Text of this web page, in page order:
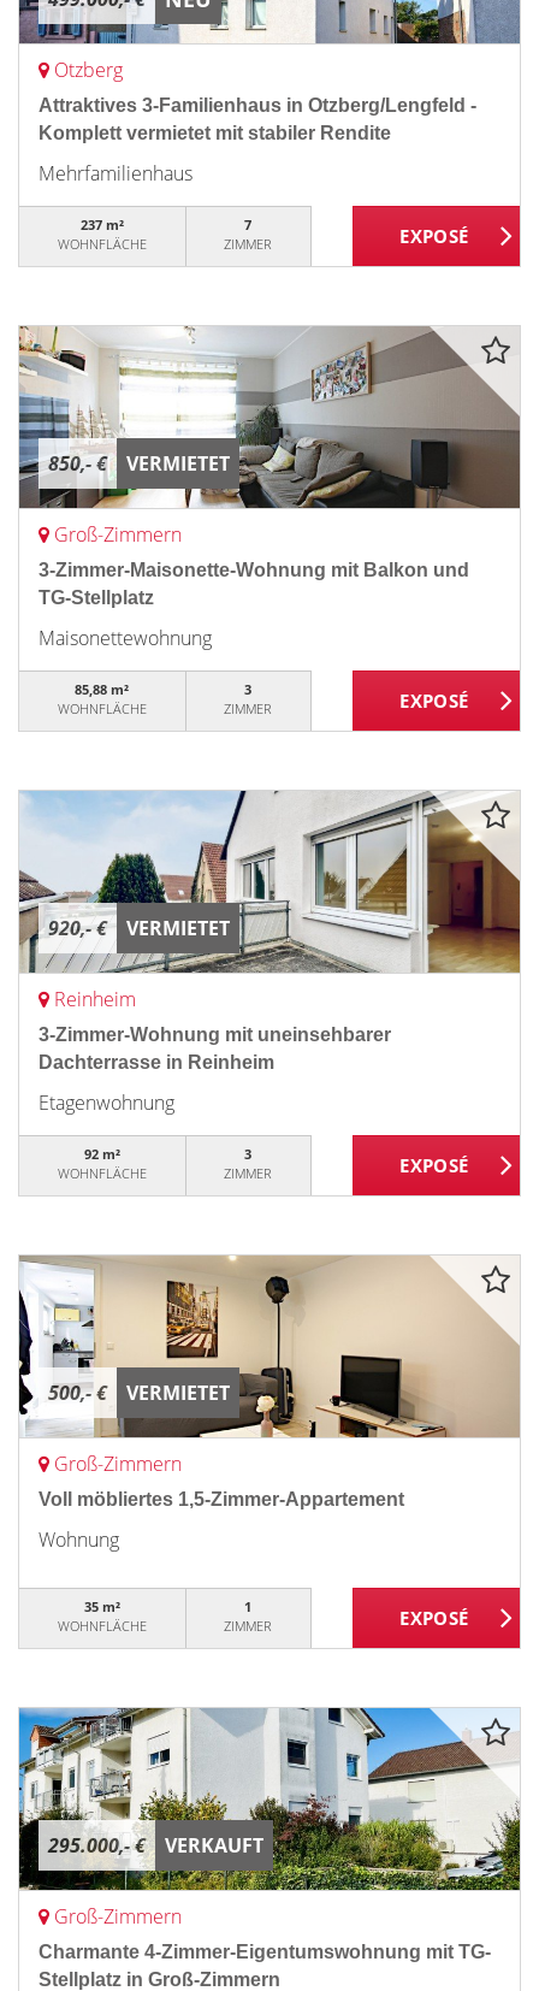
Otzberg
Attraktives 3-Familienhaus in Otzberg/Lengfeld -
Komplett vermietet mit stabiler Rendite
Mehrfamilienhaus
237 m²
WOHNFLÄCHE
7
ZIMMER
850,- € VERMIETET
Groß-Zimmern
3-Zimmer-Maisonette-Wohnung mit Balkon und
TG-Stellplatz
Maisonettewohnung
85,88 m²
WOHNFLÄCHE
3
ZIMMER
920,- € VERMIETET
Reinheim
3-Zimmer-Wohnung mit uneinsehbarer
Dachterrasse in Reinheim
Etagenwohnung
92 m²
WOHNFLÄCHE
3
ZIMMER
500,- € VERMIETET
Groß-Zimmern
Voll möbliertes 1,5-Zimmer-Appartement
Wohnung
35 m²
WOHNFLÄCHE
1
ZIMMER
295.000,- € VERKAUFT
Groß-Zimmern
Charmante 4-Zimmer-Eigentumswohnung mit TG-
Stellplatz in Groß-Zimmern